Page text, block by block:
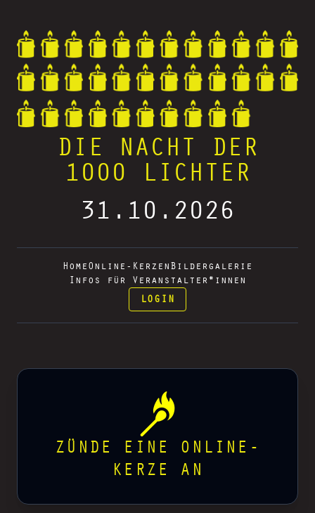
DIE NACHT DER
1000 LICHTER
31.10.2026
Home Online-Kerzen Bildergalerie
Infos für Veranstalter*innen
LOGIN
ZÜNDE EINE ONLINE-
KERZE AN